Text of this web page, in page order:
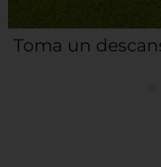
Toma un